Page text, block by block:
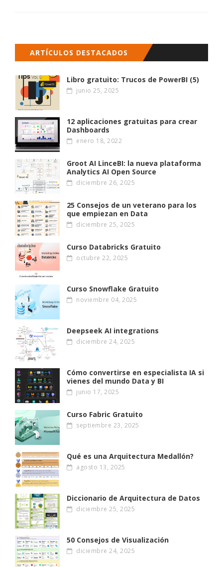
ARTÍCULOS DESTACADOS
Libro gratuito: Trucos de PowerBI (5)
junio 25, 2025
12 aplicaciones gratuitas para crear
Dashboards
enero 18, 2022
Groot AI LinceBI: la nueva plataforma
Analytics AI Open Source
diciembre 26, 2025
25 Consejos de un veterano para los
que empiezan en Data
diciembre 25, 2025
Curso Databricks Gratuito
octubre 22, 2025
Curso Snowflake Gratuito
noviembre 04, 2025
Deepseek AI integrations
diciembre 24, 2025
Cómo convertirse en especialista IA si
vienes del mundo Data y BI
junio 17, 2025
Curso Fabric Gratuito
septiembre 23, 2025
Qué es una Arquitectura Medallón?
agosto 13, 2025
Diccionario de Arquitectura de Datos
diciembre 25, 2025
50 Consejos de Visualización
diciembre 24, 2025